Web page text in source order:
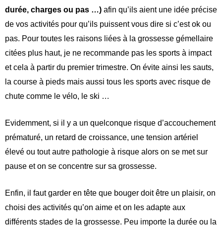
durée, charges ou pas …) afin qu’ils aient une idée précise
de vos activités pour qu’ils puissent vous dire si c’est ok ou
pas. Pour toutes les raisons liées à la grossesse gémellaire
citées plus haut, je ne recommande pas les sports à impact
et cela à partir du premier trimestre. On évite ainsi les sauts,
la course à pieds mais aussi tous les sports avec risque de
chute comme le vélo, le ski …
Evidemment, si il y a un quelconque risque d’accouchement
prématuré, un retard de croissance, une tension artériel
élevé ou tout autre pathologie à risque alors on se met sur
pause et on se concentre sur sa grossesse.
Enfin, il faut garder en tête que bouger doit être un plaisir, on
choisi des activités qu’on aime et on les adapte aux
différents stades de la grossesse. Peu importe la durée ou la